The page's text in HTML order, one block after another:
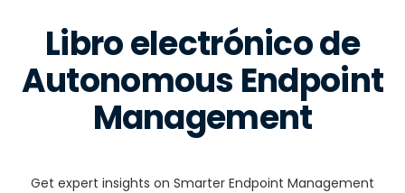
Libro electrónico de
Autonomous Endpoint
Management
Get expert insights on Smarter Endpoint Management